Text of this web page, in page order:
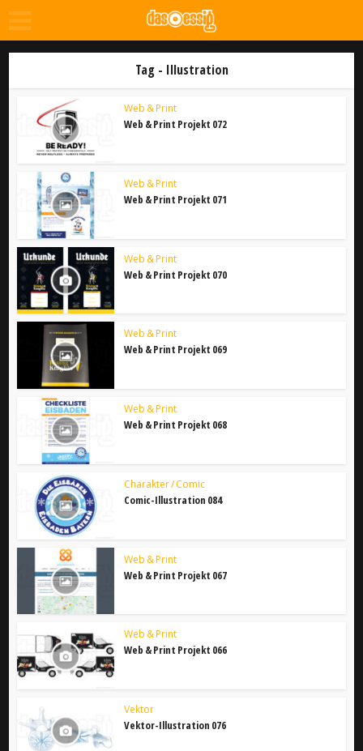
Tag - Illustration
Web & Print
Web & Print Projekt 072
Web & Print
Web & Print Projekt 071
Web & Print
Web & Print Projekt 070
Web & Print
Web & Print Projekt 069
Web & Print
Web & Print Projekt 068
Charakter / Comic
Comic-Illustration 084
Web & Print
Web & Print Projekt 067
Web & Print
Web & Print Projekt 066
Vektor
Vektor-Illustration 076